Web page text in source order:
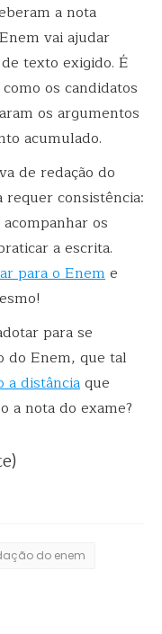
a nota
vai ajudar
texto exigido. É
os candidatos
os argumentos
acumulado.
de redação do
consistência:
os
a escrita.
para o Eneme
para se
do Enem, que tal
a distânciaque
a nota do exame?
do enem